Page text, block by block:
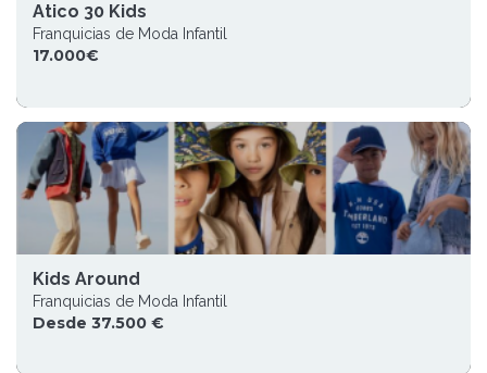
Atico 30 Kids
Franquicias de Moda Infantil
17.000€
Kids Around
Franquicias de Moda Infantil
Desde 37.500 €